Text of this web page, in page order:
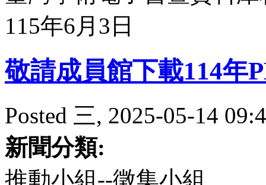
115年6月3日
敬請成員館下載114年
Posted 三, 2025-05-14
新聞分類:
推動小組--徵集小組